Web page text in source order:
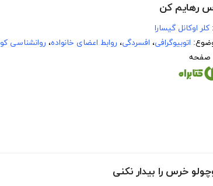
رهایم کن
کلر اوکانل گیسارا
اتوبیوگرافی، افسردگی، روابط اعضای خانواده، روانشناسی
خرس را بیدار نکنی